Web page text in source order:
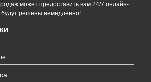
может предоставить вам 24/7 онлайн-
будут решены немедленно!